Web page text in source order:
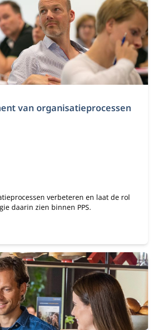
van organisatieprocessen
verbeteren en laat de rol
daarin zien binnen PPS.